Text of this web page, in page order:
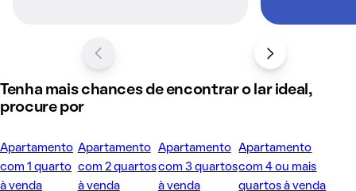
Tenha mais chances de encontrar o lar ideal,
procure por
Apartamento
com 1 quarto
à venda
Apartamento
com 2 quartos
à venda
Apartamento
com 3 quartos
à venda
Apartamento
com 4 ou mais
quartos à venda